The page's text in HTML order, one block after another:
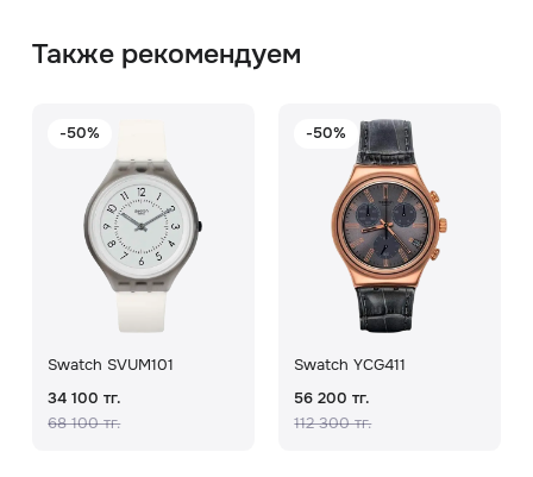
Также рекомендуем
-50%
Swatch SVUM101
34 100 тг.
68 100 тг.
-50%
Swatch YCG411
56 200 тг.
112 300 тг.